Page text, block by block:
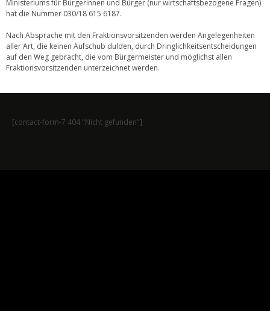
Ministeriums für Bürgerinnen und Bürger (nur wirtschaftsbezogene Fragen)
hat die Nummer 030/18 615 6187.
Nach Absprache mit den Fraktionsvorsitzenden werden Angelegenheiten
aller Art, die keinen Aufschub dulden, durch Dringlichkeitsentscheidungen
auf den Weg gebracht, die vom Bürgermeister und möglichst allen
Fraktionsvorsitzenden unterzeichnet werden.
[contact-form-7 404 "Nicht gefunden"]